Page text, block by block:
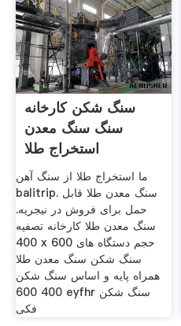
سنگ شکن کارخانه
سنگ سنگ معدن
استخراج طلا
ما استخراج طلا از سنگ آهن
balitrip. سنگ معدن طلا قابل
حمل برای فروش در نیجریه.
سنگ معدن طلا کارخانه تصفیه
400 x 600 حجم دستگاه های
سنگ شکن سنگ معدن طلا
همراه پایه و اساس سنگ شکن
400 600 eyfhr سنگ شکن
فکی